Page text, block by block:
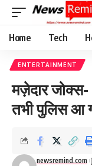
Home Tech
ENTERTAINMENT
मज़ेदार
तभी पुलिस आ
newsremind.com